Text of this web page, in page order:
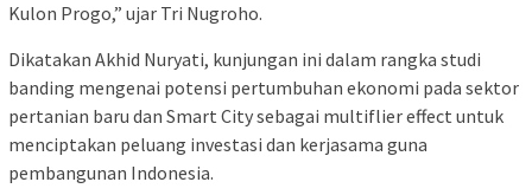
Kulon Progo,” ujar Tri Nugroho.
Dikatakan Akhid Nuryati, kunjungan ini dalam rangka studi
banding mengenai potensi pertumbuhan ekonomi pada sektor
pertanian baru dan Smart City sebagai multiflier effect untuk
menciptakan peluang investasi dan kerjasama guna
pembangunan Indonesia.